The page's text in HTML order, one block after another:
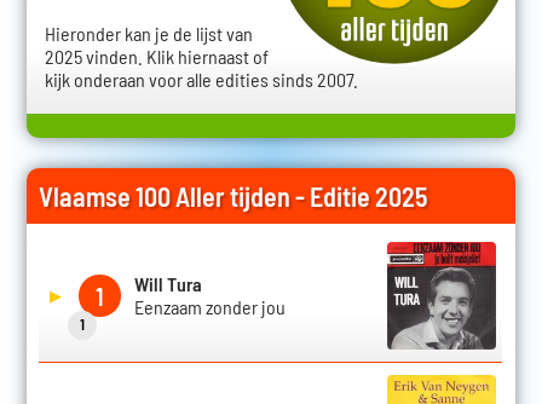
Hieronder kan je de lijst van
2025 vinden. Klik hiernaast of
kijk onderaan voor alle edities sinds 2007.
Vlaamse 100 Aller tijden - Editie 2025
▶ 1
1
Will Tura
Eenzaam zonder jou